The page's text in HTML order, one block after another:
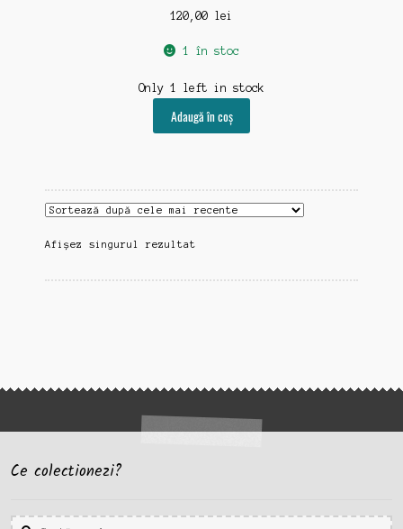
120,00 lei
1 în stoc
Only 1 left in stock
Adaugă în coș
Afișez singurul rezultat
Ce colectionezi?
Caută
Caută